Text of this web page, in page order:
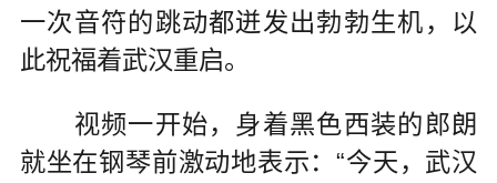
一次音符的跳动都迸发出勃勃生机，以
此祝福着武汉重启。
视频一开始，身着黑色西装的郎朗
就坐在钢琴前激动地表示：“今天，武汉